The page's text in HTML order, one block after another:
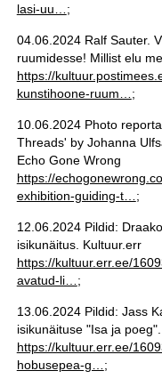
lasi-uu… ;
04.06.2024 Ralf Sauter.
ruumidesse! Millist elu
https://
kunstihoone-ruum… ;
10.06.2024 Photo
Threads' by Johanna
Echo Gone Wrong
https://
exhibition-guiding-t… ;
12.06.2024 Pildid:
isikunäitus. Kultuur.err
https://kultuur.err.ee/
avatud-li… ;
13.06.2024 Pildid: Jass
isikunäituse "Isa ja
https://kultuur.err.ee/
hobusepea-g… ;